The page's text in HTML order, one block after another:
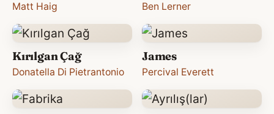
Matt Haig Ben Lerner
Kırılgan Çağ
Donatella Di Pietrantonio
James
Percival Everett